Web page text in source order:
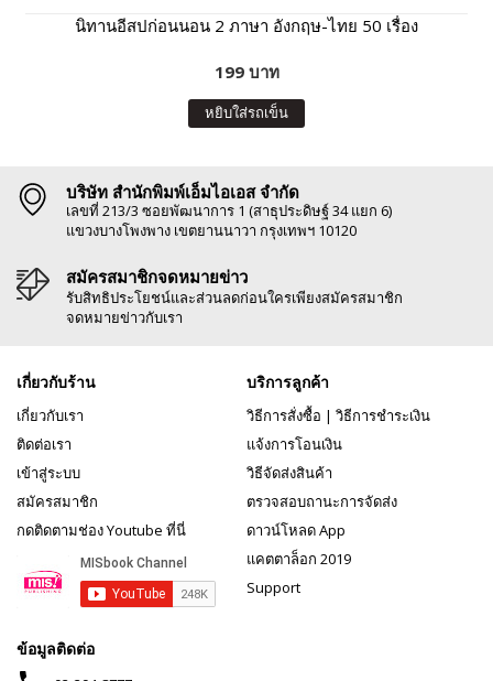
นิทานอีสปก่อนนอน 2 ภาษา อังกฤษ-ไทย 50 เรื่อง
199 บาท
หยิบใส่รถเข็น
บริษัท สำนักพิมพ์เอ็มไอเอส จำกัด
เลขที่ 213/3 ซอยพัฒนาการ 1 (สาธุประดิษฐ์ 34 แยก 6)
แขวงบางโพงพาง เขตยานนาวา กรุงเทพฯ 10120
สมัครสมาชิกจดหมายข่าว
รับสิทธิประโยชน์และส่วนลดก่อนใครเพียงสมัครสมาชิก
จดหมายข่าวกับเรา
เกี่ยวกับร้าน
เกี่ยวกับเรา
ติดต่อเรา
เข้าสู่ระบบ
สมัครสมาชิก
กดติดตามช่อง Youtube ที่นี่
บริการลูกค้า
วิธีการสั่งซื้อ | วิธีการชำระเงิน
แจ้งการโอนเงิน
วิธีจัดส่งสินค้า
ตรวจสอบถานะการจัดส่ง
ดาวน์โหลด App
แคตตาล็อก 2019
Support
ข้อมูลติดต่อ